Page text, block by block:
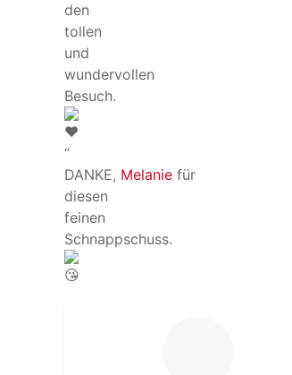
den
tollen
und
wundervollen
Besuch.
“
DANKE, Melanie für
diesen
feinen
Schnappschuss.